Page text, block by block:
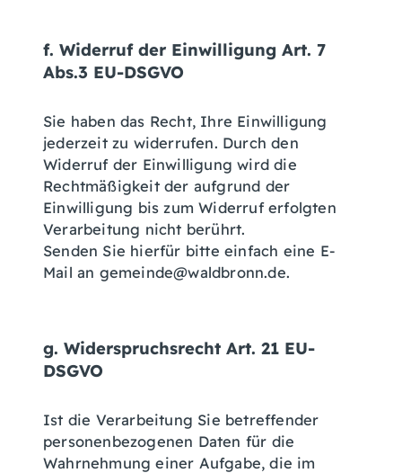
f. Widerruf der Einwilligung Art. 7
Abs.3 EU-DSGVO
Sie haben das Recht, Ihre Einwilligung
jederzeit zu widerrufen. Durch den
Widerruf der Einwilligung wird die
Rechtmäßigkeit der aufgrund der
Einwilligung bis zum Widerruf erfolgten
Verarbeitung nicht berührt.
Senden Sie hierfür bitte einfach eine E-
Mail an gemeinde@waldbronn.de.
g. Widerspruchsrecht Art. 21 EU-
DSGVO
Ist die Verarbeitung Sie betreffender
personenbezogenen Daten für die
Wahrnehmung einer Aufgabe, die im